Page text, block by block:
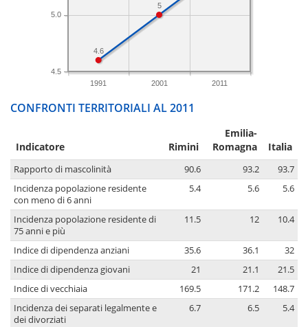
1991 2001 2011
4.5
5.0
5
4.6
CONFRONTI TERRITORIALI AL 2011
Indicatore Rimini
Emilia-
Romagna
Italia
Rapporto di mascolinità 90.6 93.2
93.7
Incidenza popolazione residente
con meno di 6 anni
5.4 5.6 5.6
Incidenza popolazione residente di
75 anni e più
11.5 12 10.4
Indice di dipendenza anziani 35.6 36.1
32
Indice di dipendenza giovani
21 21.1
21.5
Indice di vecchiaia
169.5 171.2
148.7
Incidenza dei separati legalmente e
dei divorziati
6.7 6.5 5.4